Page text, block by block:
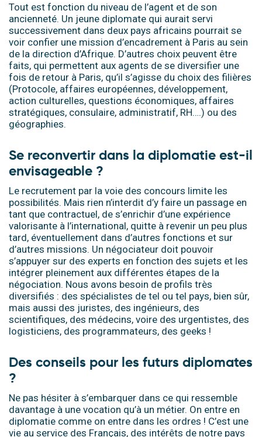
Tout est fonction du niveau de l’agent et de son
ancienneté. Un jeune diplomate qui aurait servi
successivement dans deux pays africains pourrait se
voir confier une mission d’encadrement à Paris au sein
de la direction d’Afrique. D’autres choix peuvent être
faits, qui permettent aux agents de se diversifier une
fois de retour à Paris, qu’il s’agisse du choix des filières
(Protocole, affaires européennes, développement,
action culturelles, questions économiques, affaires
stratégiques, consulaire, administratif, RH….) ou des
géographies.
Se reconvertir dans la diplomatie est-il
envisageable ?
Le recrutement par la voie des concours limite les
possibilités. Mais rien n’interdit d’y faire un passage en
tant que contractuel, de s’enrichir d’une expérience
valorisante à l’international, quitte à revenir un peu plus
tard, éventuellement dans d’autres fonctions et sur
d’autres missions. Un négociateur doit pouvoir
s’appuyer sur des experts en fonction des sujets et les
intégrer pleinement aux différentes étapes de la
négociation. Nous avons besoin de profils très
diversifiés : des spécialistes de tel ou tel pays, bien sûr,
mais aussi des juristes, des ingénieurs, des
scientifiques, des médecins, voire des urgentistes, des
logisticiens, des programmateurs, des geeks !
Des conseils pour les futurs diplomates
?
Ne pas hésiter à s’embarquer dans ce qui ressemble
davantage à une vocation qu’à un métier. On entre en
diplomatie comme on entre dans les ordres ! C’est une
vie au service des Français, des intérêts de notre pays